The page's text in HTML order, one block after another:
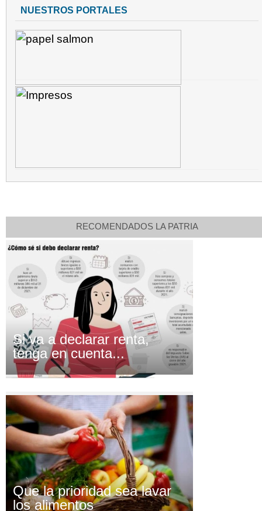
NUESTROS PORTALES
RECOMENDADOS LA PATRIA
Si va a declarar renta,
tenga en cuenta...
Que la prioridad sea lavar
los alimentos